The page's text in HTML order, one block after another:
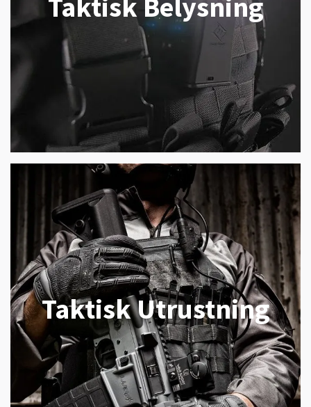
Taktisk Belysning
Taktisk Utrustning